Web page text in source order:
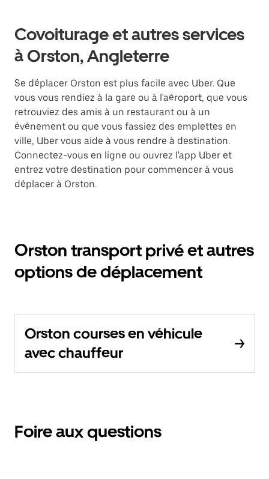
Covoiturage et autres services
à Orston, Angleterre
Se déplacer Orston est plus facile avec Uber. Que
vous vous rendiez à la gare ou à l'aéroport, que vous
retrouviez des amis à un restaurant ou à un
événement ou que vous fassiez des emplettes en
ville, Uber vous aide à vous rendre à destination.
Connectez-vous en ligne ou ouvrez l'app Uber et
entrez votre destination pour commencer à vous
déplacer à Orston.
Orston transport privé et autres
options de déplacement
Orston courses en véhicule
avec chauffeur
Foire aux questions